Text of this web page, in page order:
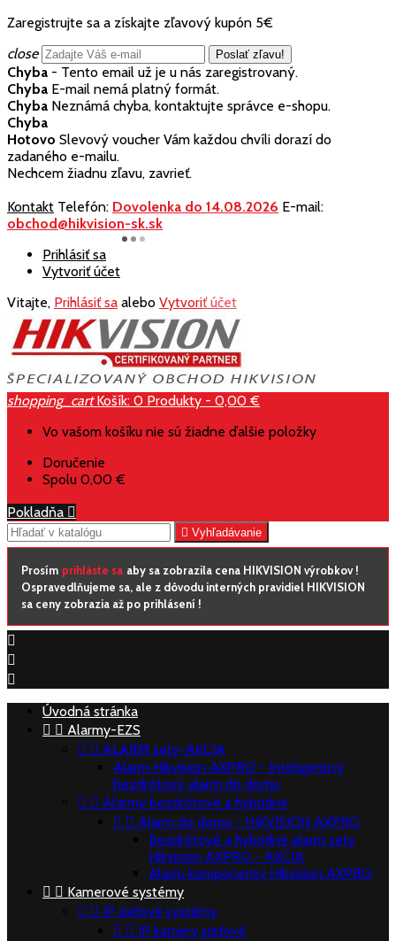
Zaregistrujte sa a získajte zľavový kupón 5€
close
Chyba - Tento email už je u nás zaregistrovaný.
Chyba E-mail nemá platný formát.
Chyba Neznámá chyba, kontaktujte správce e-shopu.
Chyba
Hotovo Slevový voucher Vám každou chvíli dorazí do
zadaného e-mailu.
Nechcem žiadnu zľavu, zavrieť.
Kontakt Telefón: Dovolenka do 14.08.2026 E-mail:
obchod@hikvision-sk.sk
Prihlásiť sa
Vytvoriť účet
Vitajte, Prihlásiť sa alebo Vytvoriť účet
shopping_cart Košík: 0 Produkty - 0,00 €
Vo vašom košíku nie sú žiadne ďalšie položky
Doručenie
Spolu 0,00 €
Pokladňa 
 Vyhľadávanie
Prosím prihláste sa aby sa zobrazila cena HIKVISION výrobkov !
Ospravedlňujeme sa, ale z dôvodu interných pravidiel HIKVISION
sa ceny zobrazia až po prihlásení !



Úvodná stránka
  Alarmy-EZS
  ALARM sety-AKCIA
Alarm Hikvision AXPRO - Inteligentný
bezdrôtový alarm do domu
  Alarmy bezdrôtové a hybridné
  Alarm do domu - HIKVISION AXPRO
Bezdrôtové a hybridné alarm sety
Hikvision AXPRO - AKCIA
Alarm komponenty Hikvision AXPRO
  Kamerové systémy
  IP sieťové systémy
  IP kamery sieťové